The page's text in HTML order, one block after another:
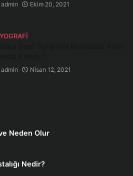
admin Ekim 20, 2021
admin Nisan 12, 2021
Neden Olur
Nedir?